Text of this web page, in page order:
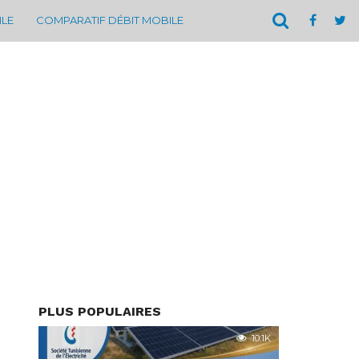
COMPARATIF DÉBIT MOBILE
PLUS POPULAIRES
10.1K